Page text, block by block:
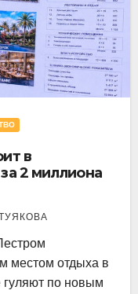
в
2 миллиона
местом отдыха в
гуляют по новым